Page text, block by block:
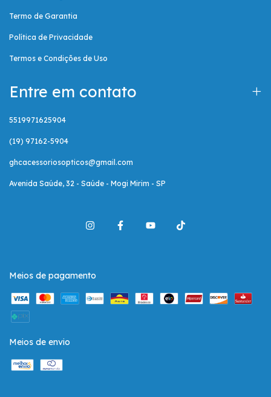
Termo de Garantia
Política de Privacidade
Termos e Condições de Uso
Entre em contato
5519971625904
(19) 97162-5904
ghcacessoriosopticos@gmail.com
Avenida Saúde, 32 - Saúde - Mogi Mirim - SP
Meios de pagamento
Meios de envio